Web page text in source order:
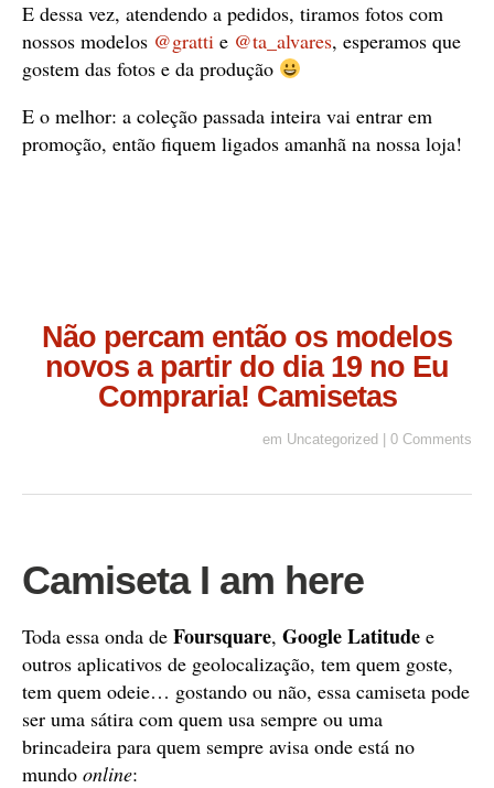
E dessa vez, atendendo a pedidos, tiramos fotos com
nossos modelos @gratti e @ta_alvares, esperamos que
gostem das fotos e da produção
E o melhor: a coleção passada inteira vai entrar em
promoção, então fiquem ligados amanhã na nossa loja!
Não percam então os modelos
novos a partir do dia 19 no Eu
Compraria! Camisetas
em Uncategorized 0 Comments
Camiseta I am here
Toda essa onda de Foursquare, Google Latitude e
outros aplicativos de geolocalização, tem quem goste,
tem quem odeie… gostando ou não, essa camiseta pode
ser uma sátira com quem usa sempre ou uma
brincadeira para quem sempre avisa onde está no
mundo online: